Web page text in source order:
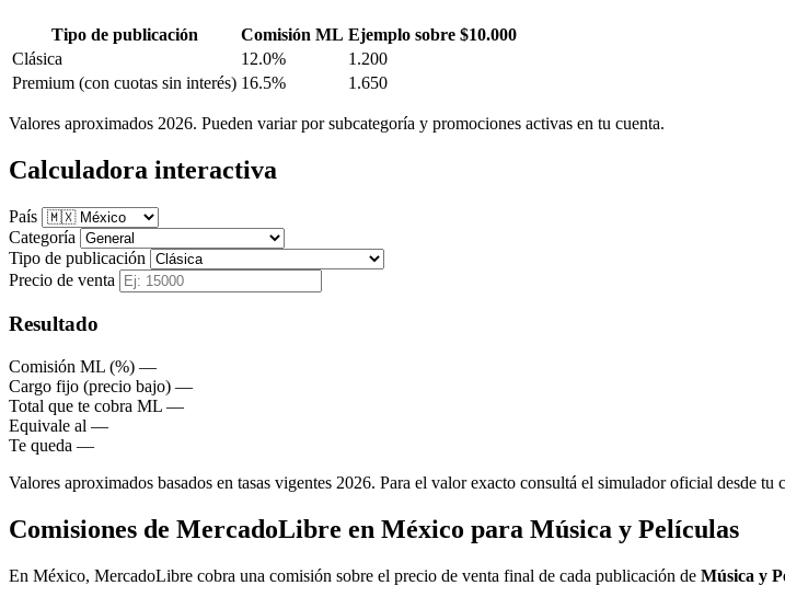
Tipo de publicación Comisión ML Ejemplo sobre $10.000
Clásica
12.0%
1.200
Premium (con cuotas sin interés) 16.5% 1.650
Valores aproximados 2026. Pueden variar por subcategoría y promociones activas en tu cuenta.
Calculadora interactiva
País
Categoría
Tipo de publicación
Precio de venta
Resultado
Comisión ML (%) —
Cargo fijo (precio bajo) —
Total que te cobra ML —
Equivale al —
Te queda —
Valores aproximados basados en tasas vigentes 2026. Para el valor exacto consultá el simulador oficial desde tu
Comisiones de MercadoLibre en México para Música y Películas
En México, MercadoLibre cobra una comisión sobre el precio de venta final de cada publicación de Música y